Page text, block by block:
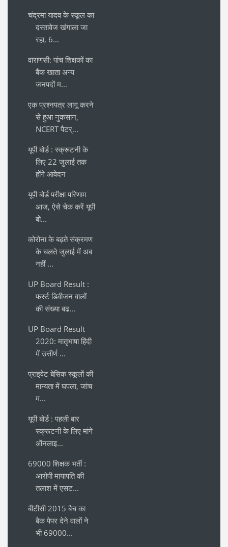
चंद्रमा यादव के स्कूल का
दस्तावेज खंगाला जा
रहा, 6...
वाराणसी: पांच शिक्षकों का
बैंक खाता अन्य
जनपदों म...
एक प्रश्नपत्र लागू करने
से हुआ नुकसान,
NCERT पैटर्...
यूपी बोर्ड : स्क्रूटनी के
लिए 22 जुलाई तक
होंगे आवेदन
यूपी बोर्ड परीक्षा परिणाम
आज, ऐसे चेक करें यूपी
बो...
कोरोना के बढ़ते संक्रमण
के चलते जुलाई में अब
नहीं ...
UP Board Result :
फर्स्ट डिवीजन वालों
की संख्या बढ...
UP Board Result
2020: मातृभाषा हिंदी
में उत्तीर्ण ...
प्राइवेट बेसिक स्कूलों की
मान्यता में घपला, जांच
म...
यूपी बोर्ड : पहली बार
स्क्रूटनी के लिए मांगे
ऑनलाइ...
69000 शिक्षक भर्ती :
आरोपी मायापति की
तलाश में एसट...
बीटीसी 2015 बैच का
बैक पेपर देने वालों ने
भी 69000...